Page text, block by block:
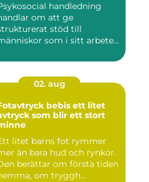
handledning
om att ge
stöd till
som i sitt arbete
02. aug
bebis ett litet
som blir ett stort
litet barns fot rymmer
än bara hud och rynkor.
berättar om första tiden
om tryggh...